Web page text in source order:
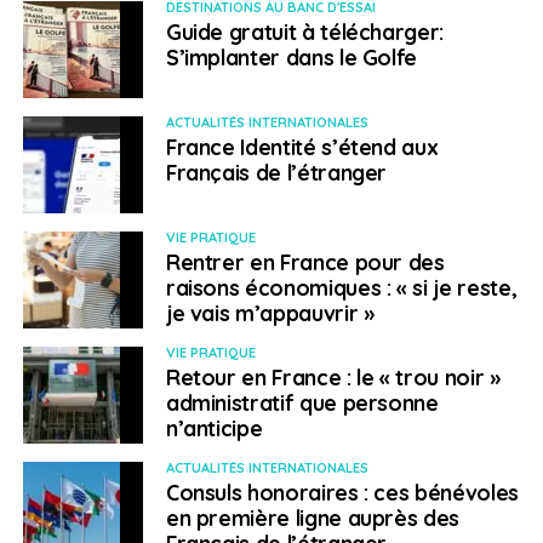
recherche d’une possible nouvelle mutation du virus.
Baisse des cas au
chiffres communiqués restent très faibles. Pourtant en
Ouganda, les écoles ne rouvrent pas leurs portes aux
écoliers, ce qui entraine une situation difficile face au
travail des enfants et des jeunes adolescents. En
Ethiopie, l’épidémie serait sous contrôle, mais c’est la
crainte d’une guerre civile imminente qui prend le pas
sur tout autre information. La courbe épidémique
paraît stable auTchad, mais reste en hausse au
ainsi qu’enEgypte.
LaRDC (République Démocratique du Congo)
également des chiffres à la baisse, mais il semblerait
ne soit pas aussi favorable qu’annoncée et que la
campagne de vaccination soit lente et mal organisée.
DESTINATIONS AU BANC D'ESSAI
Guide gratuit à télécharger:
S’implanter dans le Golfe
ACTUALITÉS INTERNATIONALES
France Identité s’étend aux
Français de l’étranger
VIE PRATIQUE
Rentrer en France pour des
raisons économiques : « si je reste,
je vais m’appauvrir »
VIE PRATIQUE
Retour en France : le « trou noir »
administratif que personne
n’anticipe
ACTUALITÉS INTERNATIONALES
Consuls honoraires : ces bénévoles
en première ligne auprès des